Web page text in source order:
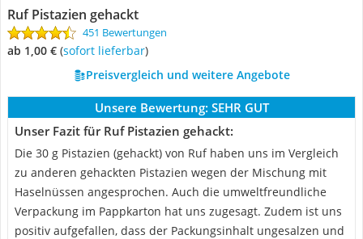
Ruf Pistazien gehackt
451 Bewertungen
ab 1,00 € ( Sofort lieferbar)
Preisvergleich und weitere Angebote
Unsere Bewertung: SEHR GUT
Unser Fazit für Ruf Pistazien gehackt:
Die 30 g Pistazien (gehackt) von Ruf haben uns im Vergleich
zu anderen gehackten Pistazien wegen der Mischung mit
Haselnüssen angesprochen. Auch die umweltfreundliche
Verpackung im Pappkarton hat uns zugesagt. Zudem ist uns
positiv aufgefallen, dass der Packungsinhalt ungesalzen und